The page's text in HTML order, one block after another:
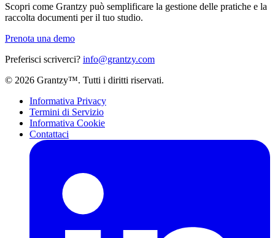
Scopri come Grantzy può semplificare la gestione delle pratiche e la
raccolta documenti per il tuo studio.
Prenota una demo
Preferisci scriverci? info@grantzy.com
© 2026 Grantzy™. Tutti i diritti riservati.
Informativa Privacy
Termini di Servizio
Informativa Cookie
Contattaci